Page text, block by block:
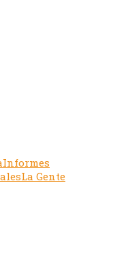
Informes
La Gente